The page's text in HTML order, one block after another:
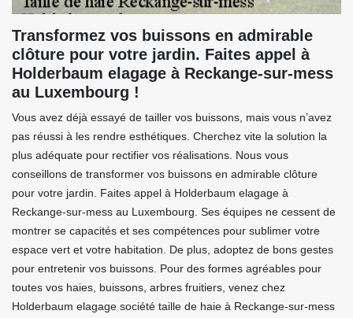
Transformez vos buissons en admirable
clôture pour votre jardin. Faites appel à
Holderbaum elagage à Reckange-sur-mess
au Luxembourg !
Vous avez déjà essayé de tailler vos buissons, mais vous n’avez
pas réussi à les rendre esthétiques. Cherchez vite la solution la
plus adéquate pour rectifier vos réalisations. Nous vous
conseillons de transformer vos buissons en admirable clôture
pour votre jardin. Faites appel à Holderbaum elagage à
Reckange-sur-mess au Luxembourg. Ses équipes ne cessent de
montrer se capacités et ses compétences pour sublimer votre
espace vert et votre habitation. De plus, adoptez de bons gestes
pour entretenir vos buissons. Pour des formes agréables pour
toutes vos haies, buissons, arbres fruitiers, venez chez
Holderbaum elagage société taille de haie à Reckange-sur-mess